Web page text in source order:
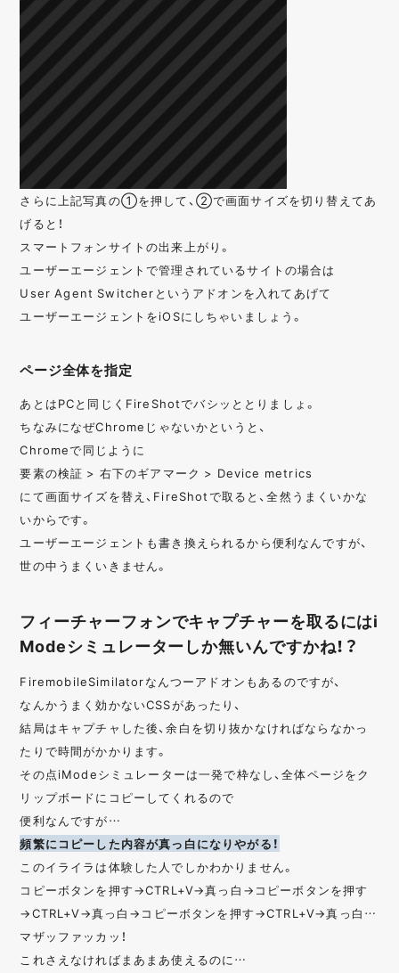
さらに上記写真の①を押して、②で画面サイズを切り替えてあ
げると！
スマートフォンサイトの出来上がり。
ユーザーエージェントで管理されているサイトの場合は
User Agent Switcherというアドオンを入れてあげて
ユーザーエージェントをiOSにしちゃいましょう。
ページ全体を指定
あとはPCと同じくFireShotでバシッととりましょ。
ちなみになぜChromeじゃないかというと、
Chromeで同じように
要素の検証 > 右下のギアマーク > Device metrics
にて画面サイズを替え、FireShotで取ると、全然うまくいかな
いからです。
ユーザーエージェントも書き換えられるから便利なんですが、
世の中うまくいきません。
フィーチャーフォンでキャプチャーを取るにはi
Modeシミュレーターしか無いんですかね！？
FiremobileSimilatorなんつーアドオンもあるのですが、
なんかうまく効かないCSSがあったり、
結局はキャプチャした後、余白を切り抜かなければならなかっ
たりで時間がかかります。
その点iModeシミュレーターは一発で枠なし、全体ページをク
リップボードにコピーしてくれるので
便利なんですが…
頻繁にコピーした内容が真っ白になりやがる！
このイライラは体験した人でしかわかりません。
コピーボタンを押す→CTRL+V→真っ白→コピーボタンを押す
→CTRL+V→真っ白→コピーボタンを押す→CTRL+V→真っ白…
マザッファッカッ！
これさえなければまあまあ使えるのに…